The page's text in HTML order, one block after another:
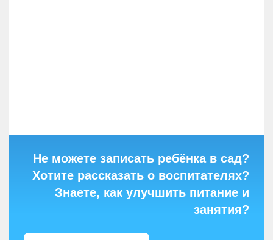
Не можете записать ребёнка в сад?
Хотите рассказать о воспитателях?
Знаете, как улучшить питание и
занятия?